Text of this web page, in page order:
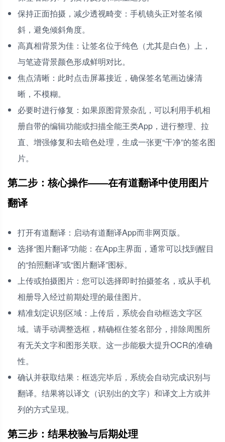
保持正面拍摄，减少透视畸变：手机镜头正对签名倾
斜，避免倾斜角度。
高真相背景为佳：让签名位于纯色（尤其是白色）上，
与笔迹背景颜色形成鲜明对比。
焦点清晰：此时点击屏幕接近，确保签名笔画边缘清
晰，不模糊。
必要时进行修复：如果原图背景杂乱，可以利用手机相
册自带的编辑功能或扫描全能王类App，进行整理、拉
直、增强修复和去暗色处理，生成一张更“干净”的签名图
片。
第二步：核心操作——在有道翻译中使用图片
翻译
打开有道翻译：启动有道翻译App而非网页版。
选择“图片翻译”功能：在App主界面，通常可以找到醒目
的“拍照翻译”或“图片翻译”图标。
上传或拍摄图片：您可以选择即时拍摄签名，或从手机
相册导入经过前期处理的最佳图片。
精准划定识别区域：上传后，系统会自动框选文字区
域。请手动调整选框，精确框住签名部分，排除周围所
有无关文字和图形关联。这一步能极大提升OCR的准确
性。
确认并获取结果：框选完毕后，系统会自动完成识别与
翻译。结果将以译文（识别出的文字）和译文上方或并
列的方式呈现。
第三步：结果校验与后期处理